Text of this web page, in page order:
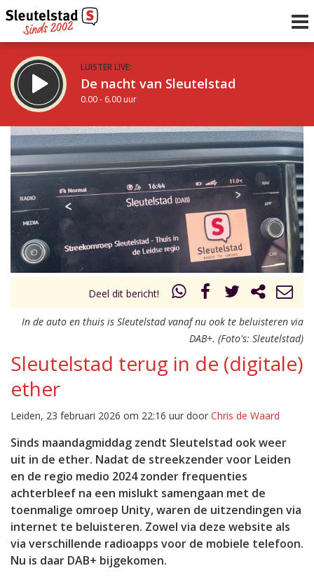
LUISTER LIVE:
De nacht van Sleutelstad
0.00 - 6.00 uur
STRAKS:
De ochtend van Sleutelstad
6.00 - 12.00 uur
Vorig uur
uur 1 van 0 Volgend uur
Deel dit bericht!
In de auto en thuis is Sleutelstad vanaf nu ook te beluisteren via
DAB+. (Foto's: Sleutelstad)
Sleutelstad terug in de (digitale)
ether
Leiden, 23 februari 2026 om 22:16 uur door Chris de Waard
Sinds maandagmiddag zendt Sleutelstad ook weer
uit in de ether. Nadat de streekzender voor Leiden
en de regio medio 2024 zonder frequenties
achterbleef na een mislukt samengaan met de
toenmalige omroep Unity, waren de uitzendingen via
internet te beluisteren. Zowel via deze website als
via verschillende radioapps voor de mobiele telefoon.
Nu is daar DAB+ bijgekomen.